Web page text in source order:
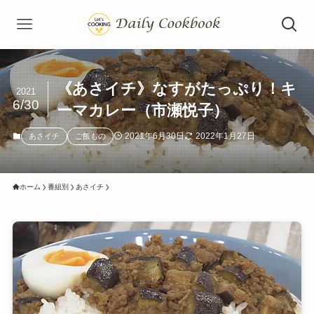
《あさイチ》なすがたっぷり！キ
ーマカレー（市瀬悦子）
2021
6/30
あさイチ ご飯もの 2021年6月30日 2022年1月27日
ホーム 番組別 あさイチ